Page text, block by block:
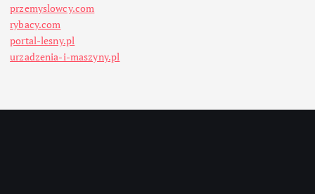
przemyslowcy.com
rybacy.com
portal-lesny.pl
urzadzenia-i-maszyny.pl